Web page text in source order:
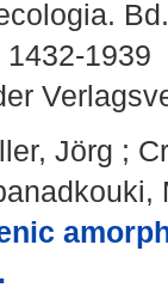
1432-1939
Jörg ;